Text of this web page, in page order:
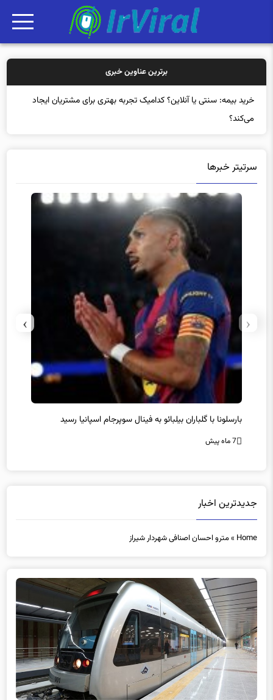
برترین عناوین خبری
خرید بیمه: سنتی یا آنلاین؟ کدامیک تجربه بهتری برای مشتریان ایجاد
می‌کند؟
سرتیتر خبرها
سرمربی جدید تیم هوادار انتخاب شد
7 ماه پیش
‹
›
جدیدترین اخبار
Home
»مترو احسان اصنافی شهردار شیراز